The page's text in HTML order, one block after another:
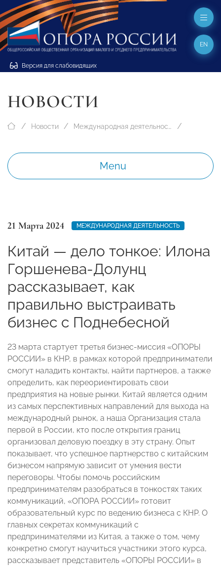
Версия для слабовидящих
EN
НОВОСТИ
Новости Международная деятельность
Menu
21 Марта 2024 МЕЖДУНАРОДНАЯ ДЕЯТЕЛЬНОСТЬ
Китай — дело тонкое: Илона
Горшенева-Долунц
рассказывает, как
правильно выстраивать
бизнес с Поднебесной
23 марта стартует третья бизнес-миссия «ОПОРЫ
РОССИИ» в КНР, в рамках которой предприниматели
смогут наладить контакты, найти партнеров, а также
определить, как переориентировать свои
предприятия на новые рынки. Китай является одним
из самых перспективных направлений для выхода на
международный рынок, а наша Организация стала
первой в России, кто после открытия границ
организовал деловую поездку в эту страну. Опыт
показывает, что успешное партнерство с китайским
бизнесом напрямую зависит от умения вести
переговоры. Чтобы помочь российским
предпринимателям разобраться в тонкостях таких
коммуникаций, «ОПОРА РОССИИ» готовит
образовательный курс по ведению бизнеса с КНР. О
главных секретах коммуникаций с
предпринимателями из Китая, а также о том, чему
конкретно смогут научиться участники этого курса,
рассказывает представитель «ОПОРЫ РОССИИ» в